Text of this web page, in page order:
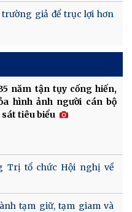
giả để trục lợi hơn
năm tận tụy cống hiến,
hình ảnh người cán bộ
tiêu biểu
Trị tổ chức Hội nghị về
tạm giữ, tạm giam và